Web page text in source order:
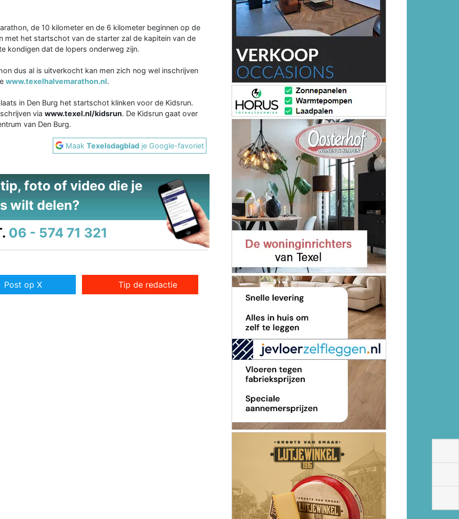
de 10 kilometer en de 6 kilometer beginnen op de
met het startschot van de starter zal de kapitein van de
kondigen dat de lopers onderweg zijn.
dus al is uitverkocht kan men zich nog wel inschrijven
www.texelhalvemarathon.nl.
in Den Burg het startschot klinken voor de Kidsrun.
via www.texel.nl/kidsrun. De Kidsrun gaat over
van Den Burg.
MaakTexelsdagblad je Google-favoriet
foto of video die je
wilt delen?
06 - 574 71 321
Post op X Tip de redactie